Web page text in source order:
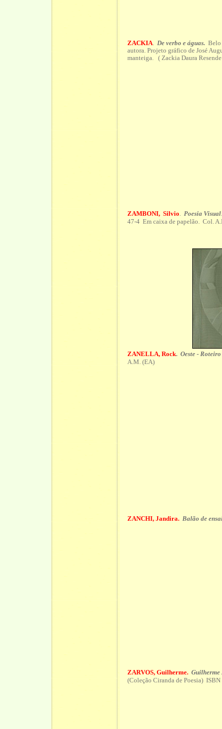
ZACKIA. De verbo e águas. Belo
autora. Projeto gráfico de José
manteiga. ( Zackia Daura
ZAMBONI, Silvio. Poesia Visual
47-4 Em caixa de papelão. Col.
ZANELLA, Rock. Oeste -
A.M. (EA)
ZANCHI, Jandira. Balão de
ZARVOS, Guilherme. Guilherme
(Coleção Ciranda de Poesia)